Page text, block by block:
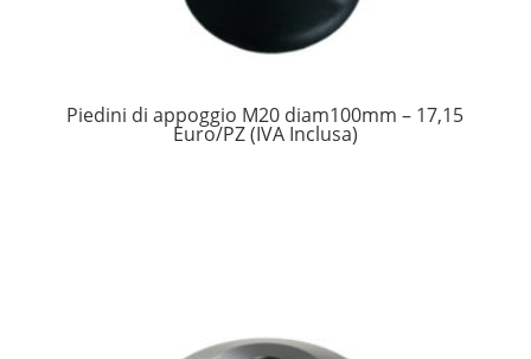
Piedini di appoggio M20 diam100mm – 17,15
Euro/PZ (IVA Inclusa)